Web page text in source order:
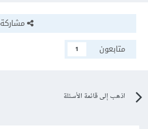
مشاركة
متابعون
1
اذهب إلى قائمة الأسئلة